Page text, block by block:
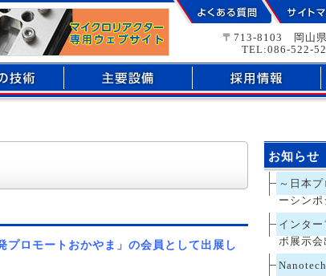
島にあるマックエンジニアリング株式会社へ
〒713-8103 岡山
TEL:086-522-
ロモートおかやま」の会員として出展し
お知らせ
～日本
ーシン
インタ
ボ展示会